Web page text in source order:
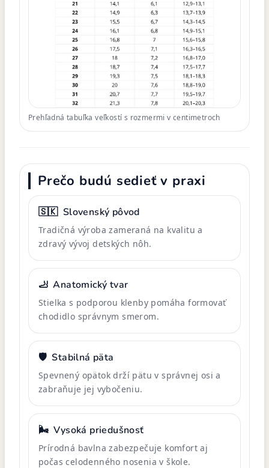
Prehľadná tabuľka veľkostí s rozmermi v centimetroch
Prečo budú sedieť v praxi
🇸🇰 Slovenský pôvod
Tradičná výroba zameraná na kvalitu a
zdravý vývoj detských nôh.
🦶 Anatomický tvar
Stielka s podporou klenby pomáha formovať
chodidlo správnym smerom.
🛡️ Stabilná päta
Spevnený opätok drží pätu v správnej osi a
zabraňuje jej vybočeniu.
🌬️ Vysoká priedušnosť
Prírodná bavlna zabezpečuje komfort aj
počas celodenného nosenia v škole.